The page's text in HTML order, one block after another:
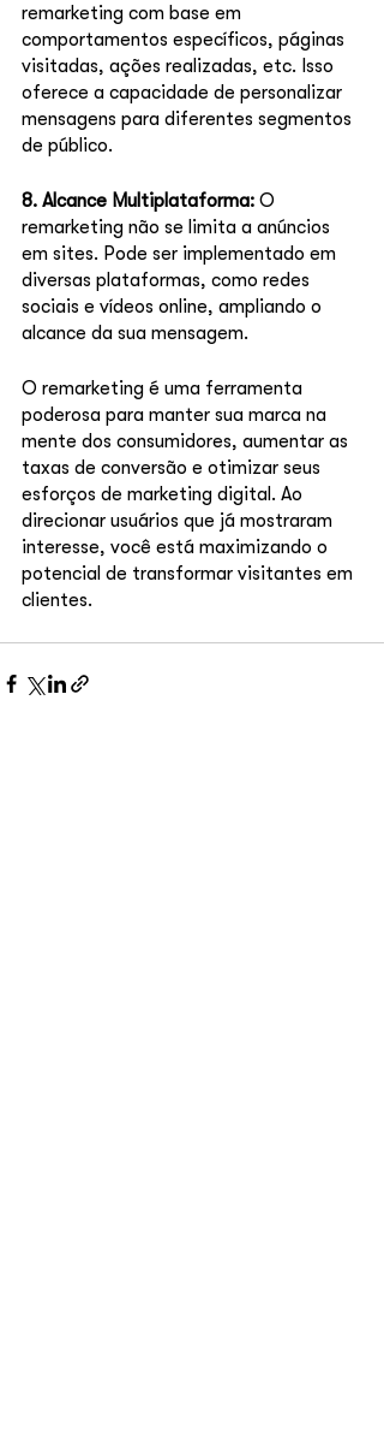
remarketing com base em
comportamentos específicos, páginas
visitadas, ações realizadas, etc. Isso
oferece a capacidade de personalizar
mensagens para diferentes segmentos
de público.
8. Alcance Multiplataforma: O
remarketing não se limita a anúncios
em sites. Pode ser implementado em
diversas plataformas, como redes
sociais e vídeos online, ampliando o
alcance da sua mensagem.
O remarketing é uma ferramenta
poderosa para manter sua marca na
mente dos consumidores, aumentar as
taxas de conversão e otimizar seus
esforços de marketing digital. Ao
direcionar usuários que já mostraram
interesse, você está maximizando o
potencial de transformar visitantes em
clientes.